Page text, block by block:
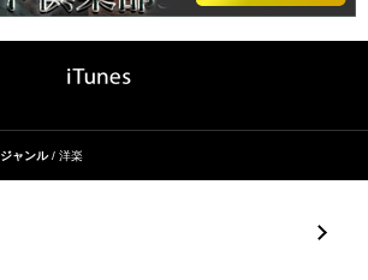
ジャンル 洋楽